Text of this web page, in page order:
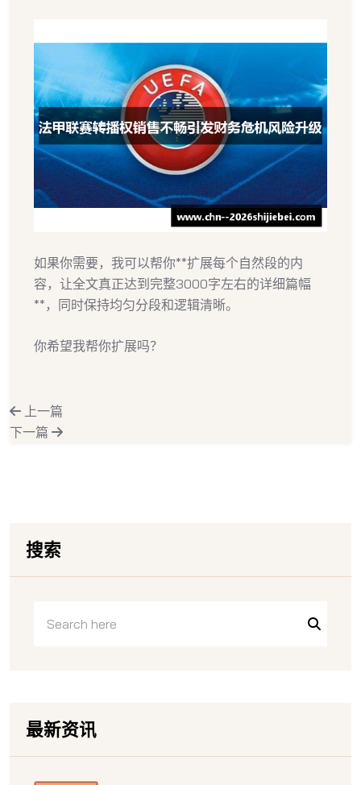
如果你需要，我可以帮你**扩展每个自然段的内
容，让全文真正达到完整3000字左右的详细篇幅
**，同时保持均匀分段和逻辑清晰。
你希望我帮你扩展吗？
上一篇
下一篇
搜索
最新资讯